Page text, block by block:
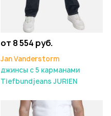
от 8 554 руб.
Jan Vanderstorm
джинсы с 5 карманами
Tiefbundjeans JURIEN